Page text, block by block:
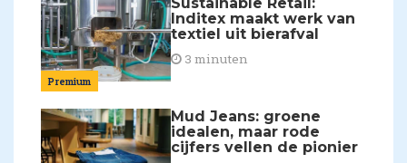
Premium
Inditex maakt werk van
textiel uit bierafval
3 minuten
Mud Jeans: groene
idealen, maar rode
cijfers vellen de pionier